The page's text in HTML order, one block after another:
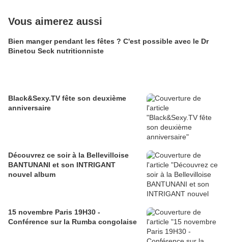
Vous aimerez aussi
Bien manger pendant les fêtes ? C'est possible avec le Dr
Binetou Seck nutritionniste
Black&Sexy.TV fête son deuxième
anniversaire
Découvrez ce soir à la Bellevilloise
BANTUNANI et son INTRIGANT
nouvel album
15 novembre Paris 19H30 -
Conférence sur la Rumba congolaise